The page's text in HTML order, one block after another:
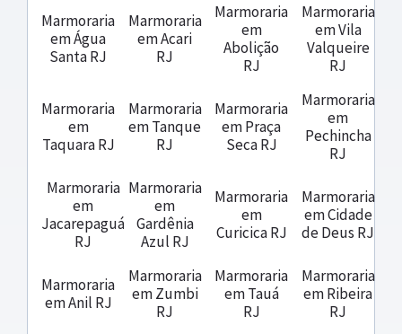
Marmoraria
em Água
Santa RJ
Marmoraria
em Acari
RJ
Marmoraria
em
Abolição
RJ
Marmoraria
em Vila
Valqueire
RJ
Marmoraria
em
Taquara RJ
Marmoraria
em Tanque
RJ
Marmoraria
em Praça
Seca RJ
Marmoraria
em
Pechincha
RJ
Marmoraria
em
Jacarepaguá
RJ
Marmoraria
em
Gardênia
Azul RJ
Marmoraria
em
Curicica RJ
Marmoraria
em Cidade
de Deus RJ
Marmoraria
em Anil RJ
Marmoraria
em Zumbi
RJ
Marmoraria
em Tauá
RJ
Marmoraria
em Ribeira
RJ